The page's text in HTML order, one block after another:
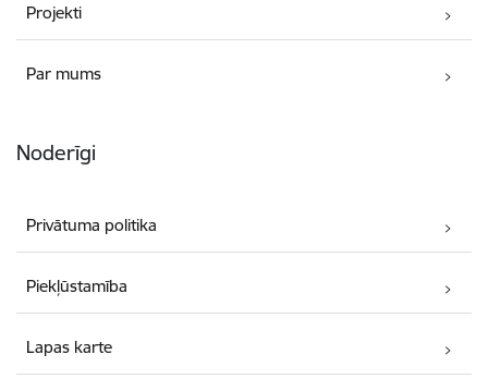
Projekti
Par mums
Noderīgi
Privātuma politika
Piekļūstamība
Lapas karte